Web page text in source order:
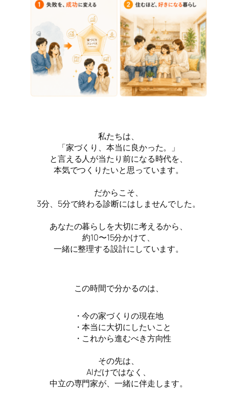
私たちは、
「家づくり、本当に良かった。」
と言える人が当たり前になる時代を、
本気でつくりたいと思っています。
だからこそ、
3分、5分で終わる診断にはしませんでした。
あなたの暮らしを大切に考えるから、
約10〜15分かけて、
一緒に整理する設計にしています。
この時間で分かるのは、
・今の家づくりの現在地
・本当に大切にしたいこと
・これから進むべき方向性
その先は、
AIだけではなく、
中立の専門家が、一緒に伴走します。